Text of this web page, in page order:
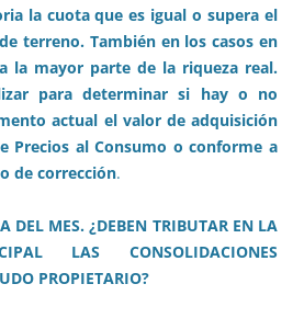
la cuota que es igual o supera el
terreno. También en los casos en
la mayor parte de la riqueza real.
para determinar si hay o no
actual el valor de adquisición
Precios al Consumo o conforme a
de corrección.
DEL MES. ¿DEBEN TRIBUTAR EN LA
LAS CONSOLIDACIONES
PROPIETARIO?